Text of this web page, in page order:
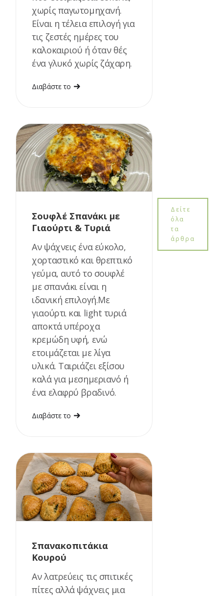
χωρίς παγωτομηχανή.
Είναι η τέλεια επιλογή για
τις ζεστές ημέρες του
καλοκαιριού ή όταν θές
ένα γλυκό χωρίς ζάχαρη.
Διαβάστε το
Σουφλέ Σπανάκι με
Γιαούρτι & Τυριά
Αν ψάχνεις ένα εύκολο,
χορταστικό και θρεπτικό
γεύμα, αυτό το σουφλέ
με σπανάκι είναι η
ιδανική επιλογή.Με
γιαούρτι και light τυριά
αποκτά υπέροχα
κρεμώδη υφή, ενώ
ετοιμάζεται με λίγα
υλικά. Ταιριάζει εξίσου
καλά για μεσημεριανό ή
ένα ελαφρύ βραδινό.
Διαβάστε το
Σπανακοπιτάκια
Κουρού
Αν λατρεύεις τις σπιτικές
πίτες αλλά ψάχνεις μια
Δείτε
όλα
τα
άρθρα